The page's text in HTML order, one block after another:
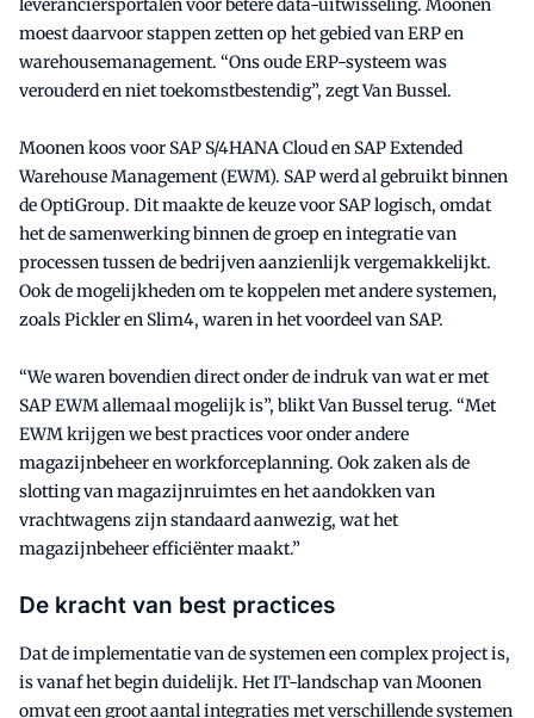
leveranciersportalen voor betere data-uitwisseling. Moonen
moest daarvoor stappen zetten op het gebied van ERP en
warehousemanagement. “Ons oude ERP-systeem was
verouderd en niet toekomstbestendig”, zegt Van Bussel.
Moonen koos voor SAP S/4HANA Cloud en SAP Extended
Warehouse Management (EWM). SAP werd al gebruikt binnen
de OptiGroup. Dit maakte de keuze voor SAP logisch, omdat
het de samenwerking binnen de groep en integratie van
processen tussen de bedrijven aanzienlijk vergemakkelijkt.
Ook de mogelijkheden om te koppelen met andere systemen,
zoals Pickler en Slim4, waren in het voordeel van SAP.
“We waren bovendien direct onder de indruk van wat er met
SAP EWM allemaal mogelijk is”, blikt Van Bussel terug. “Met
EWM krijgen we best practices voor onder andere
magazijnbeheer en workforceplanning. Ook zaken als de
slotting van magazijnruimtes en het aandokken van
vrachtwagens zijn standaard aanwezig, wat het
magazijnbeheer efficiënter maakt.”
De kracht van best practices
Dat de implementatie van de systemen een complex project is,
is vanaf het begin duidelijk. Het IT-landschap van Moonen
omvat een groot aantal integraties met verschillende systemen